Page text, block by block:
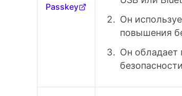
Passkey
Он
повышения
Он обладает